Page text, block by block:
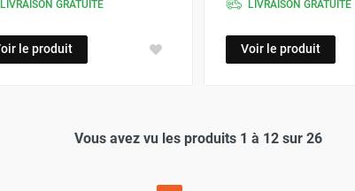
LIVRAISON GRATUITE
le produit
LIVRAISON GRATUITE
Voir le produit
Vous avez vu les produits 1 à 12 sur 26